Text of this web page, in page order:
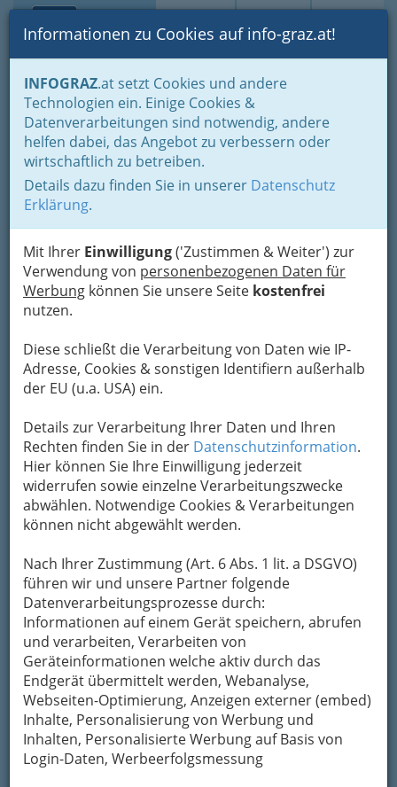
Suche Login Toggle
Informationen zu Cookies auf info-graz.at!
INFOGRAZ.at setzt Cookies und andere
Technologien ein. Einige Cookies &
Datenverarbeitungen sind notwendig, andere
helfen dabei, das Angebot zu verbessern oder
wirtschaftlich zu betreiben.
Details dazu finden Sie in unserer Datenschutz
Erklärung.
Mit Ihrer Einwilligung('Zustimmen & Weiter') zur
Verwendung von personenbezogenen Daten für
Werbung können Sie unsere Seite kostenfrei
nutzen.
Diese schließt die Verarbeitung von Daten wie IP-
Adresse, Cookies & sonstigen Identifiern außerhalb
der EU (u.a. USA) ein.
Details zur Verarbeitung Ihrer Daten und Ihren
Rechten finden Sie in der Datenschutzinformation.
Hier können Sie Ihre Einwilligung jederzeit
widerrufen sowie einzelne Verarbeitungszwecke
abwählen. Notwendige Cookies & Verarbeitungen
können nicht abgewählt werden.
Nach Ihrer Zustimmung (Art. 6 Abs. 1 lit. a DSGVO)
führen wir und unsere Partner folgende
Datenverarbeitungsprozesse durch:
Informationen auf einem Gerät speichern, abrufen
und verarbeiten, Verarbeiten von
Geräteinformationen welche aktiv durch das
Endgerät übermittelt werden, Webanalyse,
Webseiten-Optimierung, Anzeigen externer (embed)
Inhalte, Personalisierung von Werbung und
Inhalten, Personalisierte Werbung auf Basis von
Login-Daten, Werbeerfolgsmessung
Home Lebens-Guide Soziales & Beratung
Lebens- & Sozialberatung
Aloisius Drumbl
Leonhardstraße 40, 8010 Graz
Karte
Adresse mit Google Maps anschauen
Kontaktaufnahme
Um die Info-Graz Firmen
bewahren, verwenden wir an dieser Stelle zur
Übermittlung Ihrer Nachricht ein sicheres
Formular. Ihre Nachricht wird nach dem
Absenden umgehend per Mail an das
Unternehmen Aloisius Drumbl weitergeleitet.
Mein Name
Meine Email Adresse
Mein Betreff
Meine Nachricht